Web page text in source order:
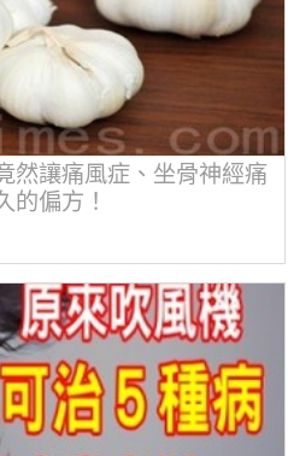
然讓痛風症、坐骨神經痛
的偏方！